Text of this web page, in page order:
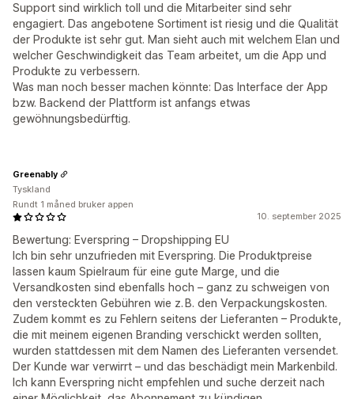
Support sind wirklich toll und die Mitarbeiter sind sehr
engagiert. Das angebotene Sortiment ist riesig und die Qualität
der Produkte ist sehr gut. Man sieht auch mit welchem Elan und
welcher Geschwindigkeit das Team arbeitet, um die App und
Produkte zu verbessern.
Was man noch besser machen könnte: Das Interface der App
bzw. Backend der Plattform ist anfangs etwas
gewöhnungsbedürftig.
10. september 2025
Bewertung: Everspring – Dropshipping EU
Ich bin sehr unzufrieden mit Everspring. Die Produktpreise
lassen kaum Spielraum für eine gute Marge, und die
Versandkosten sind ebenfalls hoch – ganz zu schweigen von
den versteckten Gebühren wie z. B. den Verpackungskosten.
Zudem kommt es zu Fehlern seitens der Lieferanten – Produkte,
die mit meinem eigenen Branding verschickt werden sollten,
wurden stattdessen mit dem Namen des Lieferanten versendet.
Der Kunde war verwirrt – und das beschädigt mein Markenbild.
Ich kann Everspring nicht empfehlen und suche derzeit nach
Greenably
Tyskland
Rundt 1 måned bruker appen